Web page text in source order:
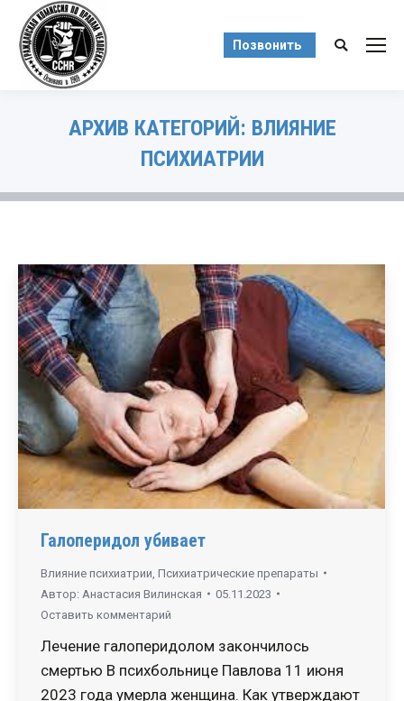
Позвонить Поиск:
АРХИВ КАТЕГОРИЙ: ВЛИЯНИЕ
ПСИХИАТРИИ
Галоперидол убивает
Влияние психиатрии Психиатрические препараты
Автор: Анастасия Вилинская
05.11.2023
Оставить комментарий
Лечение галоперидолом закончилось
смертью В психбольнице Павлова 11 июня
2023 года умерла женщина. Как утверждают